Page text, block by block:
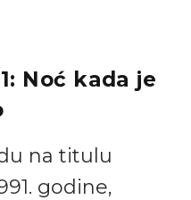
Noć kada je
na titulu
godine,